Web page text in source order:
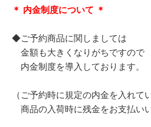
＊ 内金制度について ＊
◆ご予約商品に関しましては
金額も大きくなりがちですので
内金制度を導入しております。
（ご予約時に規定の内金を入れて
商品の入荷時に残金をお支払い